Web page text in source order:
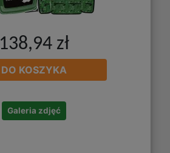
138,94 zł
DO KOSZYKA
Galeria zdjęć